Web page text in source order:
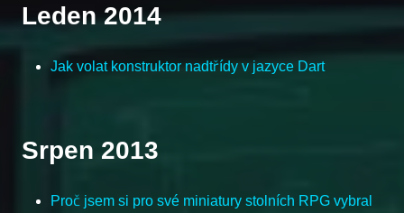
Leden 2014
Jak volat konstruktor nadtřídy v jazyce Dart
Srpen 2013
Proč jsem si pro své miniatury stolních RPG vybral